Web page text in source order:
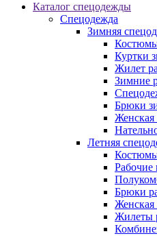
Каталог спецодежды
Спецодежда
Зимняя
Куртки
Жилет
Зимние
Брюки
Женская
Летняя
Рабочие
Брюки
Женская
Жилеты